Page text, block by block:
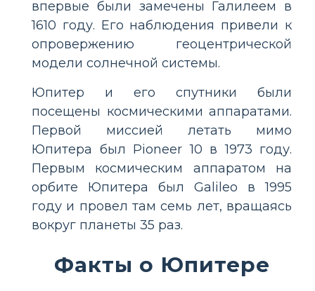
впервые были замечены Галилеем в
1610 году. Его наблюдения привели к
опровержению геоцентрической
модели солнечной системы.
Юпитер и его спутники были
посещены космическими аппаратами.
Первой миссией летать мимо
Юпитера был Pioneer 10 в 1973 году.
Первым космическим аппаратом на
орбите Юпитера был Galileo в 1995
году и провел там семь лет, вращаясь
вокруг планеты 35 раз.
Факты о Юпитере